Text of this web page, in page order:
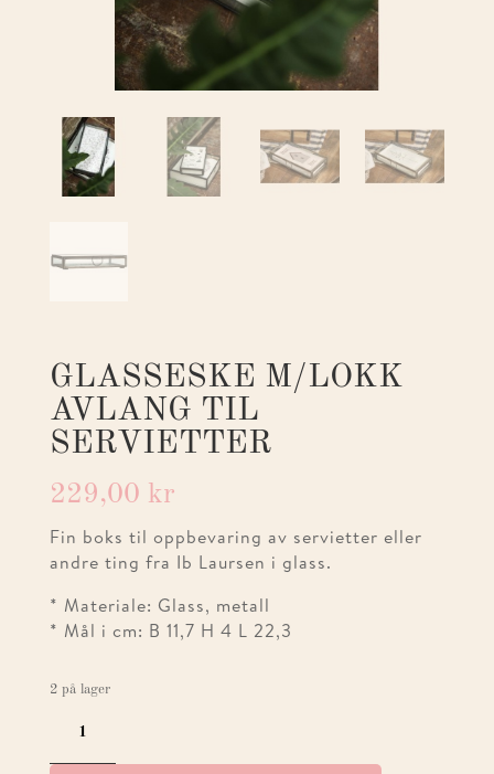
GLASSESKE M/LOKK
AVLANG TIL
SERVIETTER
229,00 kr
Fin boks til oppbevaring av servietter eller
andre ting fra Ib Laursen i glass.
* Materiale: Glass, metall
* Mål i cm: B 11,7 H 4 L 22,3
2 på lager
M/LOKK
AVLANG